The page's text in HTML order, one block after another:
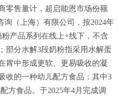
零售量计，超启能恩市场份额
询（上海）有限公司，按2024年
产品系列在线上+线下，不含
部分水解3段奶粉指采用水解蛋
胃中形成更软、更易吸收的凝
收的一种幼儿配方食品；其中3
方食品。于2025年4月完成调